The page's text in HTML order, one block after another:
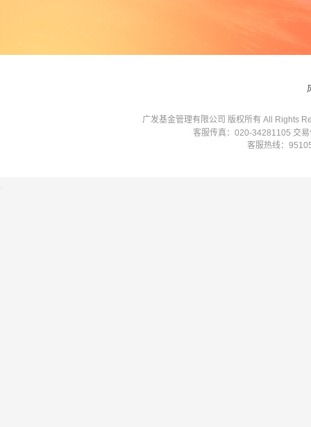
广发基金管理有限公司 版权所有 All Rights
客服传真：020-34281105 交
客服热线：